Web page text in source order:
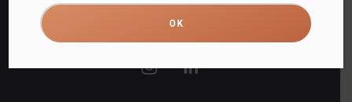
Fortaleza, CE,